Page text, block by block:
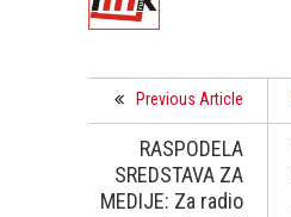
Previous Article
RASPODELA
SREDSTAVA ZA
MEDIJE: Za radio